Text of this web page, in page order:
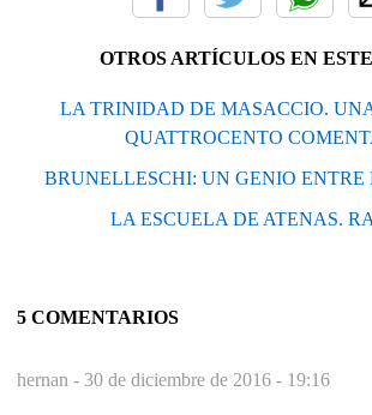
OTROS ARTÍCULOS EN
LA TRINIDAD DE MASACCIO.
QUATTROCENTO
BRUNELLESCHI: UN GENIO ENTRE
LA ESCUELA DE ATENAS.
5 COMENTARIOS
hernan - 30 de diciembre de 2016 - 19:16